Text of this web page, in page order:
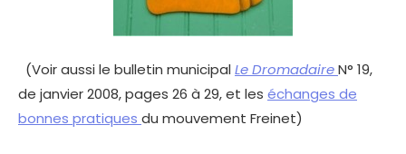
(Voir aussi le bulletin municipal Le DromadaireN° 19,
de janvier 2008, pages 26 à 29, et les échanges de
bonnes pratiques du mouvement Freinet)